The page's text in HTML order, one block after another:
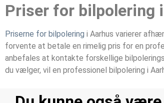
Priser for bilpolering
Priserne for bilpolering i Aarhus varierer
forvente at betale en rimelig pris for en
anbefales at kontakte forskellige
du vælger, vil en professionel bilpolering i